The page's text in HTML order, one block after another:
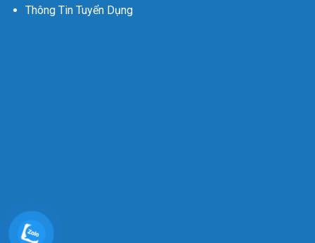
Thông Tin Tuyển Dụng